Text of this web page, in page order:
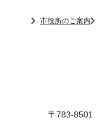
市役所のご案内
〒783-8501